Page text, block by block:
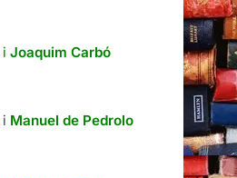
i Joaquim Carbó
i Manuel de Pedrolo